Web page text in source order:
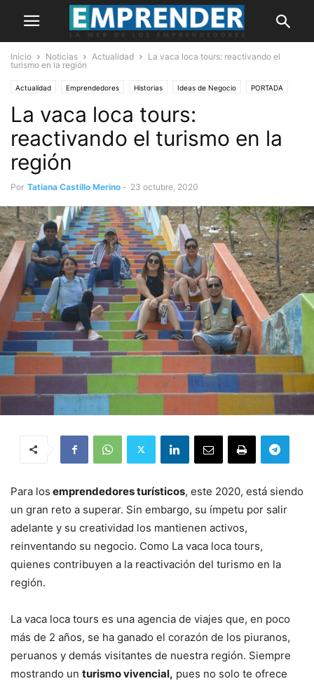
Inicio Noticias Actualidad
La vaca loca tours: reactivando el
turismo en la región
Actualidad Emprendedores Historias Ideas de Negocio PORTADA
La vaca loca tours:
reactivando el turismo en la
región
Por Tatiana Castillo Merino - 23 octubre, 2020
Para los emprendedores turísticos, este 2020, está siendo
un gran reto a superar. Sin embargo, su ímpetu por salir
adelante y su creatividad los mantienen activos,
reinventando su negocio. Como La vaca loca tours,
quienes contribuyen a la reactivación del turismo en la
región.
La vaca loca tours es una agencia de viajes que, en poco
más de 2 años, se ha ganado el corazón de los piuranos,
peruanos y demás visitantes de nuestra región. Siempre
mostrando un turismo vivencial, pues no solo te ofrece